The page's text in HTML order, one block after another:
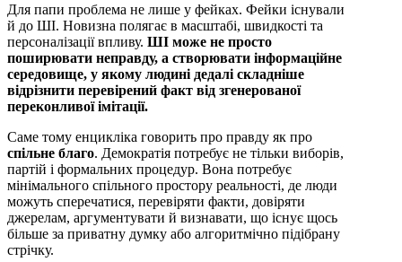
Для папи проблема не лише у фейках. Фейки існували
й до ШІ. Новизна полягає в масштабі, швидкості та
персоналізації впливу. ШІ може не просто
поширювати неправду, а створювати інформаційне
середовище, у якому людині дедалі складніше
відрізнити перевірений факт від згенерованої
переконливої імітації.
Саме тому енцикліка говорить про правду як про
спільне благо. Демократія потребує не тільки виборів,
партій і формальних процедур. Вона потребує
мінімального спільного простору реальності, де люди
можуть сперечатися, перевіряти факти, довіряти
джерелам, аргументувати й визнавати, що існує щось
більше за приватну думку або алгоритмічно підібрану
стрічку.